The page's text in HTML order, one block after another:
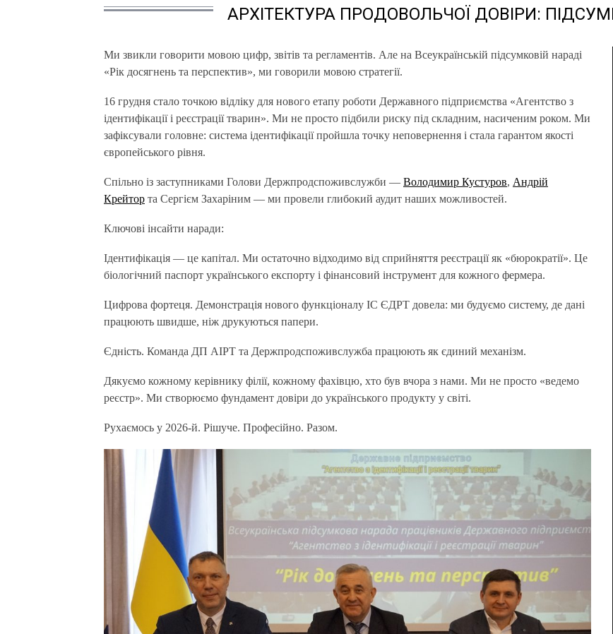
АРХІТЕКТУРА ПРОДОВОЛЬЧОЇ ДОВІРИ:
Ми звикли говорити мовою цифр, звітів та регламентів. Але на Всеукраїнській підсумковій нараді
«Рік досягнень та перспектив», ми говорили мовою стратегії.
16 грудня стало точкою відліку для нового етапу роботи Державного підприємства «Агентство з
ідентифікації і реєстрації тварин». Ми не просто підбили риску під складним, насиченим роком. Ми
зафіксували головне: система ідентифікації пройшла точку неповернення і стала гарантом якості
європейського рівня.
Спільно із заступниками Голови Держпродспоживслужби — Володимир Кустуров, Андрій
Крейтор та Сергієм Захаріним — ми провели глибокий аудит наших можливостей.
Ключові інсайти наради:
Ідентифікація — це капітал. Ми остаточно відходимо від сприйняття реєстрації як «бюрократії». Це
біологічний паспорт українського експорту і фінансовий інструмент для кожного фермера.
Цифрова фортеця. Демонстрація нового функціоналу ІС ЄДРТ довела: ми будуємо систему, де дані
працюють швидше, ніж друкуються папери.
Єдність. Команда ДП АІРТ та Держпродспоживслужба працюють як єдиний механізм.
Дякуємо кожному керівнику філії, кожному фахівцю, хто був вчора з нами. Ми не просто «ведемо
реєстр». Ми створюємо фундамент довіри до українського продукту у світі.
Рухаємось у 2026-й. Рішуче. Професійно. Разом.